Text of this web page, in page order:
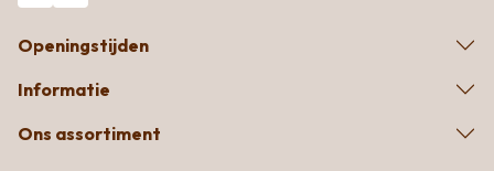
Openingstijden
Informatie
Ons assortiment